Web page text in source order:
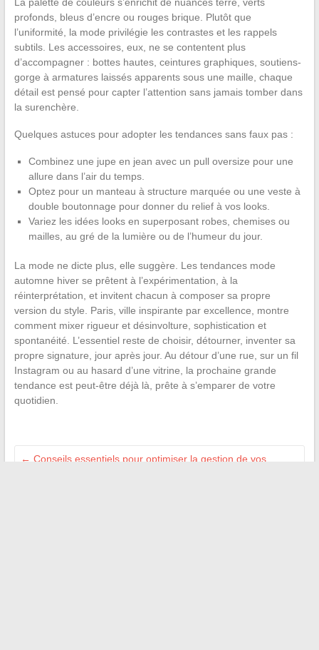
profonds, bleus d’encre ou rouges brique. Plutôt que
l’uniformité, la mode privilégie les contrastes et les rappels
subtils. Les accessoires, eux, ne se contentent plus
d’accompagner : bottes hautes, ceintures graphiques, soutiens-
gorge à armatures laissés apparents sous une maille, chaque
détail est pensé pour capter l’attention sans jamais tomber dans
la surenchère.
Quelques astuces pour adopter les tendances sans faux pas :
Combinez une jupe en jean avec un pull oversize pour une
allure dans l’air du temps.
Optez pour un manteau à structure marquée ou une veste à
double boutonnage pour donner du relief à vos looks.
Variez les idées looks en superposant robes, chemises ou
mailles, au gré de la lumière ou de l’humeur du jour.
La mode ne dicte plus, elle suggère. Les tendances mode
automne hiver se prêtent à l’expérimentation, à la
réinterprétation, et invitent chacun à composer sa propre
version du style. Paris, ville inspirante par excellence, montre
comment mixer rigueur et désinvolture, sophistication et
spontanéité. L’essentiel reste de choisir, détourner, inventer sa
propre signature, jour après jour. Au détour d’une rue, sur un fil
Instagram ou au hasard d’une vitrine, la prochaine grande
tendance est peut-être déjà là, prête à s’emparer de votre
quotidien.
← Conseils essentiels pour optimiser la gestion de vos